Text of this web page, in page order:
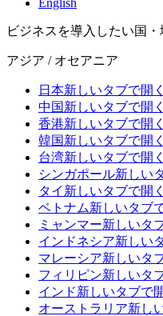
English
ビジネスを導入したい国・
アジア / オセアニア
日本新しいタブで開く
中国新しいタブで開く
香港新しいタブで開く
韓国新しいタブで開く
台湾新しいタブで開く
シンガポール新しい
タイ 新しいタブで開く
ベトナム新しいタブ
ミャンマー新しいタ
インドネシア新しい
マレーシア新しいタ
フィリピン新しいタ
インド新しいタブで
オーストラリア新し